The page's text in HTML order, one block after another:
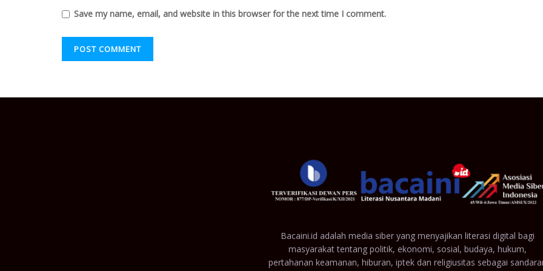
Save my name, email, and website in this browser for the next time I comment.
Bacaini.id adalah media siber yang menyajikan literasi digital bagi
masyarakat tentang politik, ekonomi, sosial, budaya, hukum,
pertahanan keamanan, hiburan, iptek dan religiusitas sebagai